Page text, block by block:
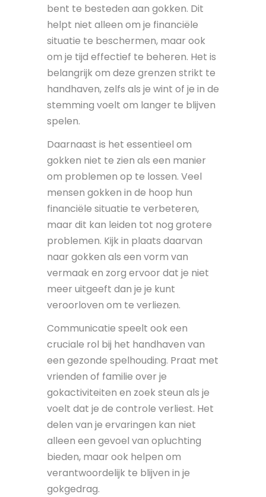
bent te besteden aan gokken. Dit
helpt niet alleen om je financiële
situatie te beschermen, maar ook
om je tijd effectief te beheren. Het is
belangrijk om deze grenzen strikt te
handhaven, zelfs als je wint of je in de
stemming voelt om langer te blijven
spelen.
Daarnaast is het essentieel om
gokken niet te zien als een manier
om problemen op te lossen. Veel
mensen gokken in de hoop hun
financiële situatie te verbeteren,
maar dit kan leiden tot nog grotere
problemen. Kijk in plaats daarvan
naar gokken als een vorm van
vermaak en zorg ervoor dat je niet
meer uitgeeft dan je je kunt
veroorloven om te verliezen.
Communicatie speelt ook een
cruciale rol bij het handhaven van
een gezonde spelhouding. Praat met
vrienden of familie over je
gokactiviteiten en zoek steun als je
voelt dat je de controle verliest. Het
delen van je ervaringen kan niet
alleen een gevoel van opluchting
bieden, maar ook helpen om
verantwoordelijk te blijven in je
gokgedrag.